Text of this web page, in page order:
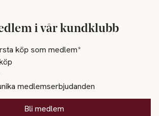
i vår kundklubb
köp som medlem*
medlemserbjudanden
Bli medlem